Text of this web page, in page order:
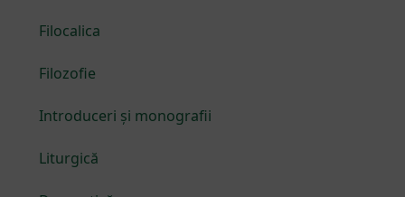
Filocalica
Filozofie
Introduceri și monografii
Liturgică